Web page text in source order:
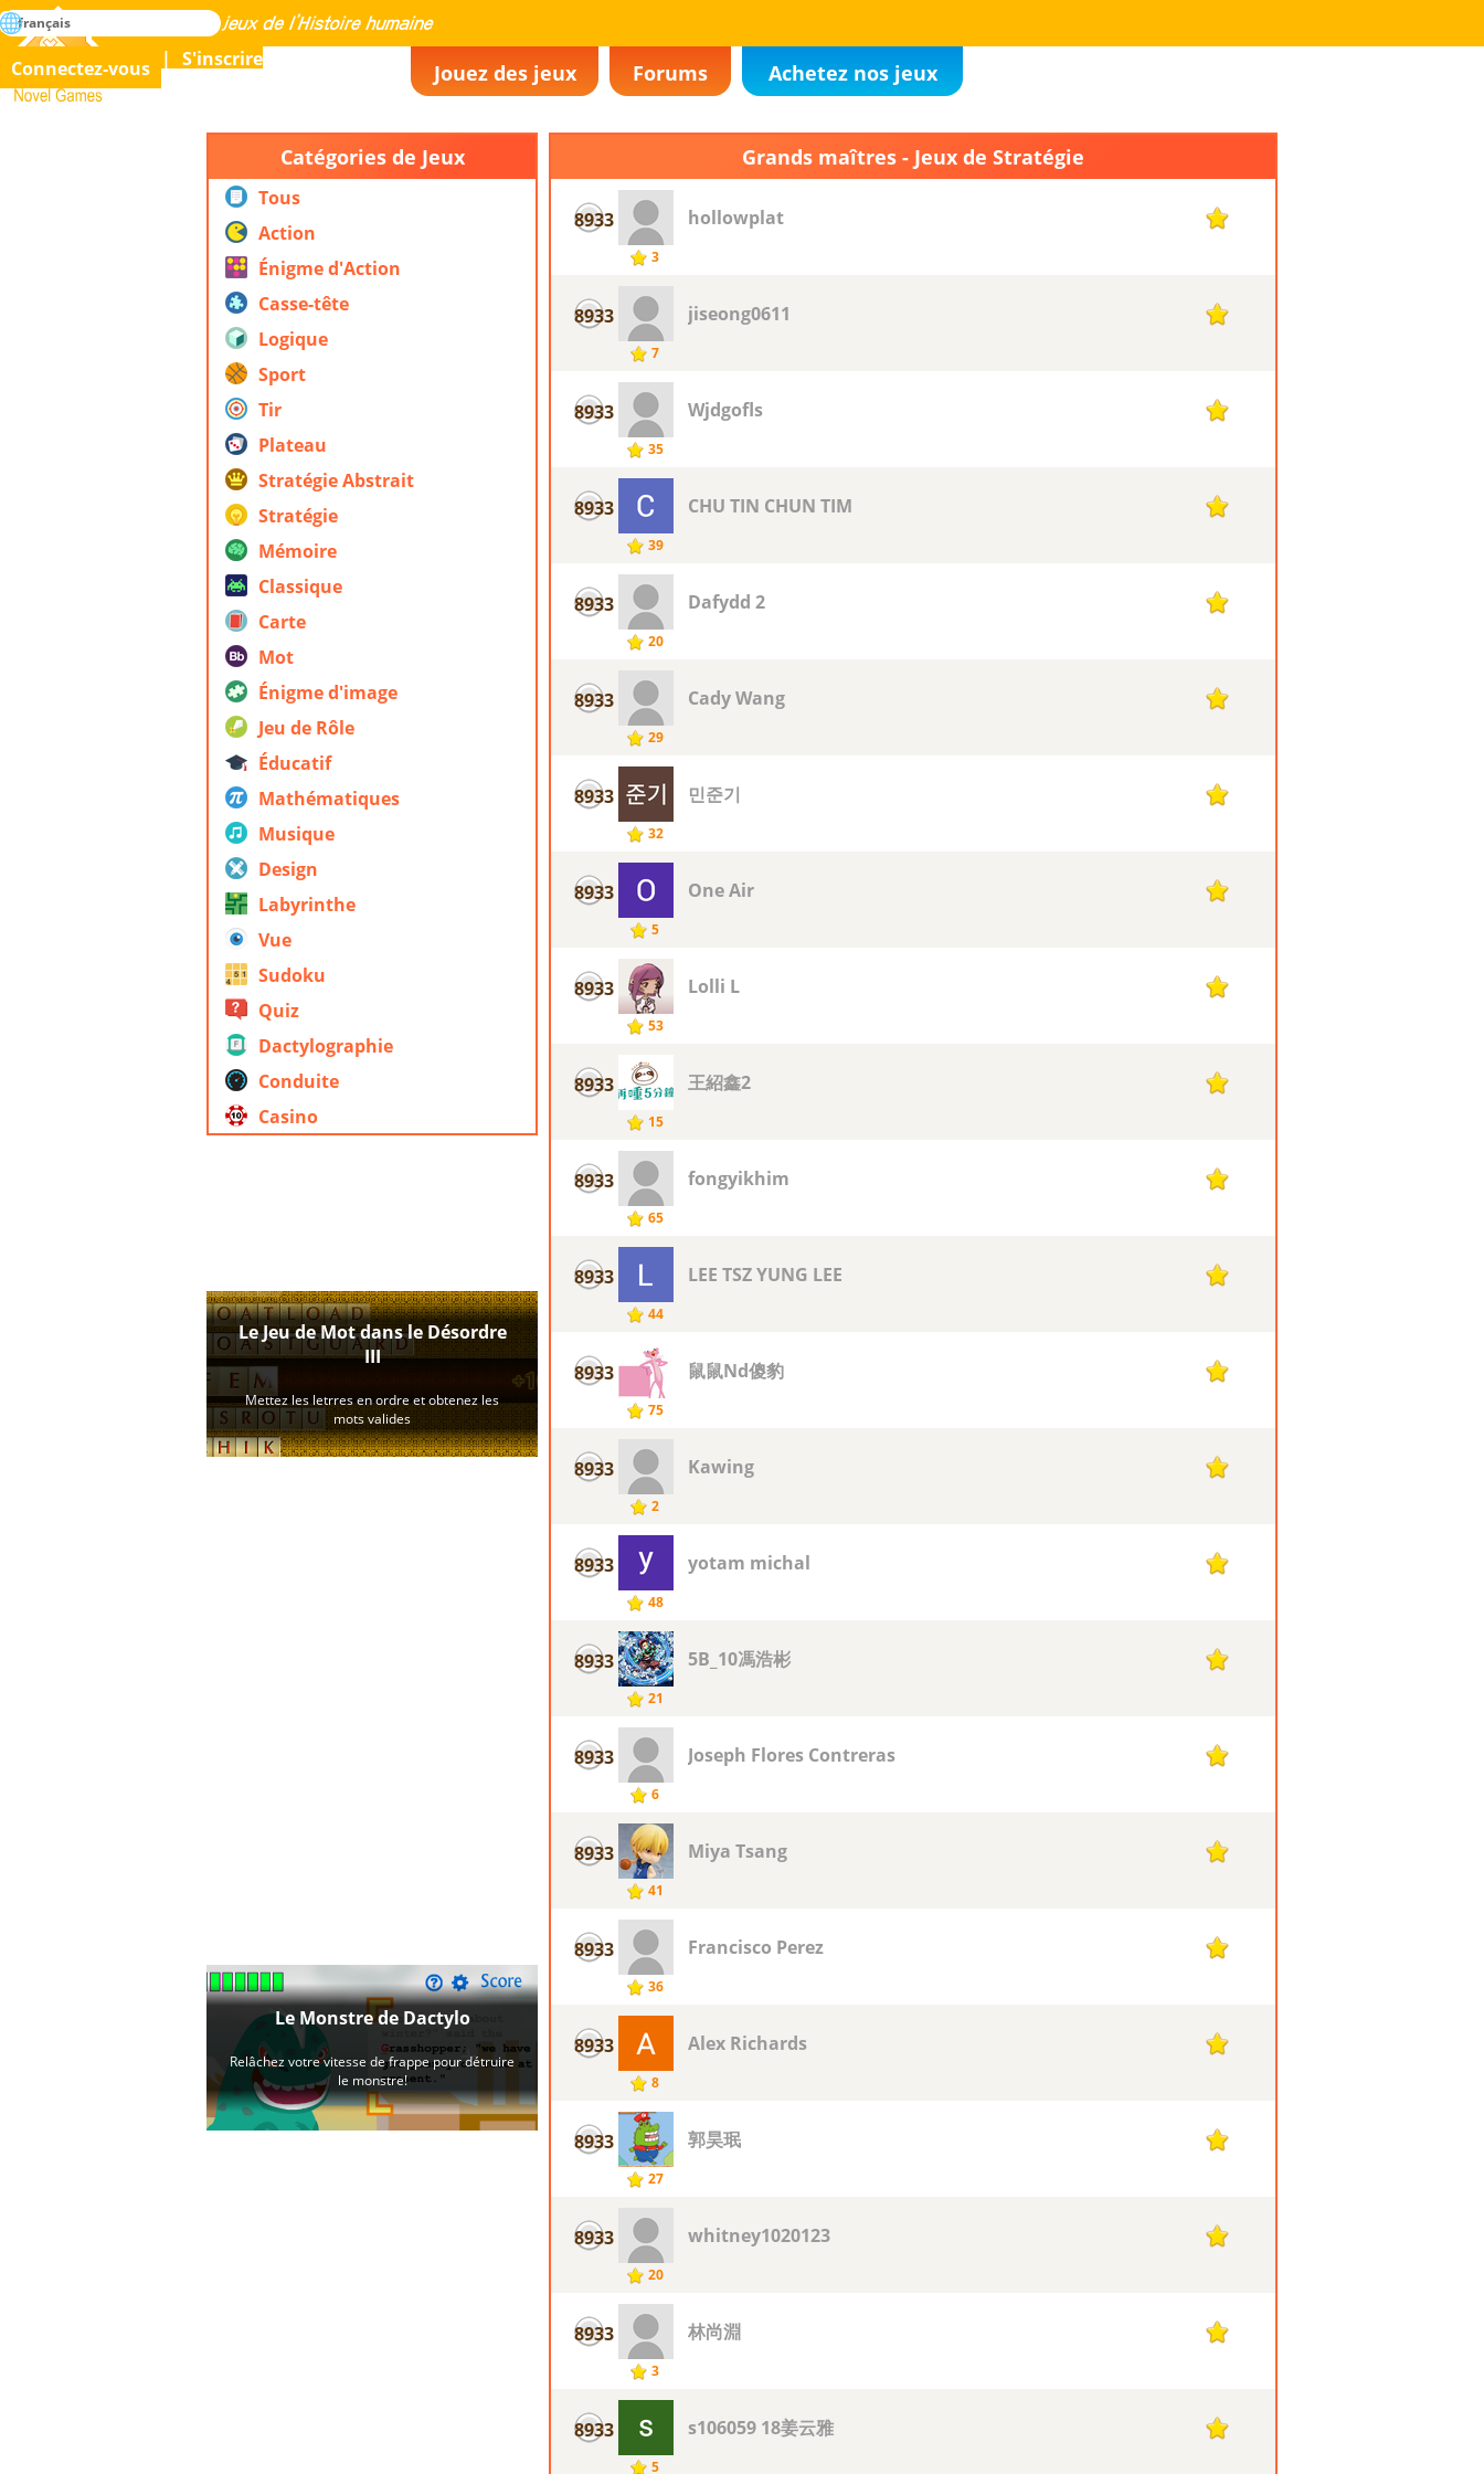
Novel Games
La maîtrise de tous les jeux de l’histoire humaine
rechercher
Jouez des jeux Forums Achetez nos jeux
Connectez-vous S'inscrire
français
Catégories de Jeux
Tous
Action
Énigme d'Action
Casse-tête
Logique
Sport
Tir
Plateau
Stratégie Abstrait
Stratégie
Mémoire
Classique
Carte
Mot
Énigme d'image
Jeu de Rôle
Éducatif
Mathématiques
Musique
Design
Labyrinthe
Vue
Sudoku
Quiz
Dactylographie
Conduite
Casino
Grands maîtres - Jeux de Stratégie
8933
3
hollowplat 1
8933
7
jiseong0611 1
8933
35
Wjdgofls 1
8933
39
CHU TIN CHUN TIM 1
8933
20
Dafydd 2 1
8933
29
Cady Wang 1
8933
32
민준기 1
8933
5
One Air 1
8933
53
Lolli L 1
8933
15
王紹鑫2 1
8933
65
fongyikhim 1
8933
44
LEE TSZ YUNG LEE 1
8933
75
鼠鼠Nd傻豹 1
8933
2
Kawing 1
8933
48
yotam michal 1
8933
21
5B_10馮浩彬 1
8933
6
Joseph Flores Contreras 1
8933
41
Miya Tsang 1
8933
36
Francisco Perez 1
8933
8
Alex Richards 1
8933
27
郭昊珉 1
8933
20
whitney1020123 1
8933
3
林尚淵 1
8933
5
s106059 18姜云雅 1